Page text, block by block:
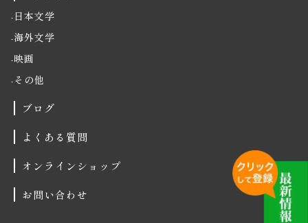
日本文学
海外文学
映画
その他
ブログ
よくある質問
オンラインショップ
お問い合わせ